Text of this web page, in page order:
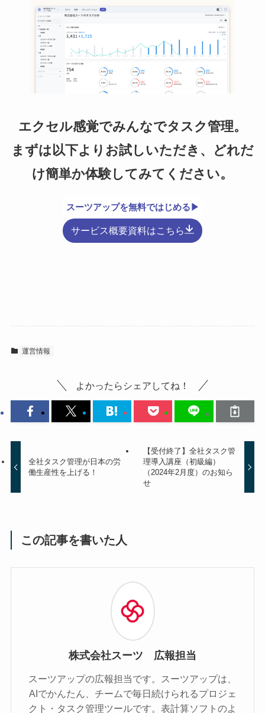
エクセル感覚でみんなでタスク管理。
まずは以下よりお試しいただき、どれだ
け簡単か体験してみてください。
スーツアップを無料ではじめる▶
サービス概要資料はこちら
運営情報
よかったらシェアしてね！
全社タスク管理が日本の労
働生産性を上げる！
【受付終了】全社タスク管
理導入講座（初級編）
（2024年2月度）のお知ら
せ
この記事を書いた人
株式会社スーツ 広報担当
スーツアップの広報担当です。スーツアップは、
AIでかんたん、チームで毎日続けられるプロジェ
クト・タスク管理ツールです。表計算ソフトのよ